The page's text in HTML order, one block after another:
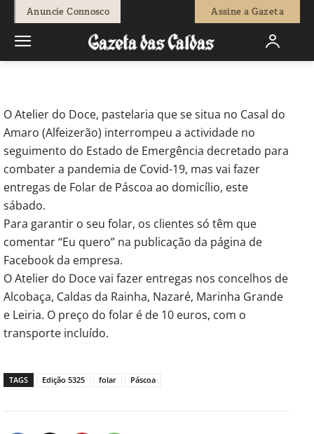
Anuncie Connosco Assine a Gazeta
Joel Ribeiro - 9 de Abril, 2020 0
O Atelier do Doce, pastelaria que se situa no Casal do
Amaro (Alfeizerão) interrompeu a actividade no
seguimento do Estado de Emergência decretado para
combater a pandemia de Covid-19, mas vai fazer
entregas de Folar de Páscoa ao domicílio, este
sábado.
Para garantir o seu folar, os clientes só têm que
comentar “Eu quero” na publicação da página de
Facebook da empresa.
O Atelier do Doce vai fazer entregas nos concelhos de
Alcobaça, Caldas da Rainha, Nazaré, Marinha Grande
e Leiria. O preço do folar é de 10 euros, com o
transporte incluído.
TAGS Edição 5325 folar Páscoa